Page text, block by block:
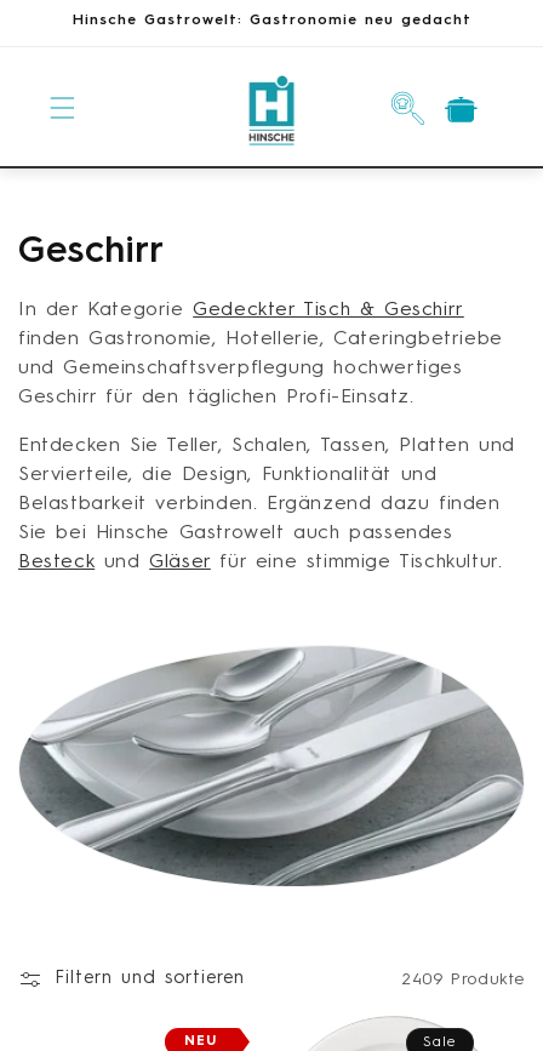
zumHinsche Gastrowelt: Gastronomie neu gedacht
Warenkorb
K
a
t
e
g
o
r
i
Geschirr
In der KategorieGedeckter Tisch & Geschirr
finden Gastronomie, Hotellerie, Cateringbetriebe
und Gemeinschaftsverpflegung hochwertiges
Geschirr für den täglichen Profi-Einsatz.
Entdecken Sie Teller, Schalen, Tassen, Platten und
Servierteile, die Design, Funktionalität und
Belastbarkeit verbinden. Ergänzend dazu finden
Sie bei Hinsche Gastrowelt auch passendes
Besteck undGläser für eine stimmige Tischkultur.
Filtern und sortieren 2409 Produkte
NEU Sale